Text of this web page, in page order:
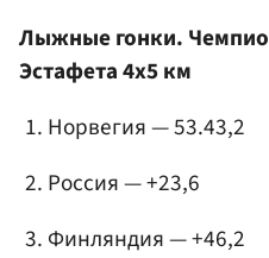
Лыжные гонки.
Эстафета 4х5 км
Норвегия — 53.43,2
Россия — +23,6
Финляндия — +46,2